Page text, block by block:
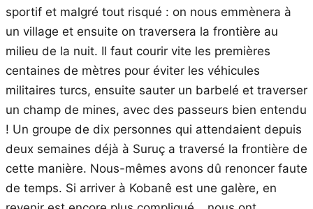
sportif et malgré tout risqué : on nous emmènera à
un village et ensuite on traversera la frontière au
milieu de la nuit. Il faut courir vite les premières
centaines de mètres pour éviter les véhicules
militaires turcs, ensuite sauter un barbelé et traverser
un champ de mines, avec des passeurs bien entendu
! Un groupe de dix personnes qui attendaient depuis
deux semaines déjà à Suruç a traversé la frontière de
cette manière. Nous-mêmes avons dû renoncer faute
de temps. Si arriver à Kobanê est une galère, en